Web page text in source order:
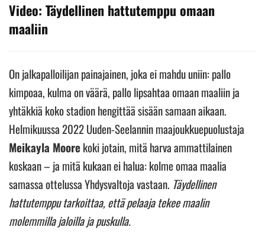
Video: Täydellinen hattutemppu omaan
maaliin
On jalkapalloilijan painajainen, joka ei mahdu uniin: pallo
kimpoaa, kulma on väärä, pallo lipsahtaa omaan maaliin ja
yhtäkkiä koko stadion hengittää sisään samaan aikaan.
Helmikuussa 2022 Uuden-Seelannin maajoukkuepuolustaja
Meikayla Moorekoki jotain, mitä harva ammattilainen
koskaan – ja mitä kukaan ei halua: kolme omaa maalia
samassa ottelussa Yhdysvaltoja vastaan. Täydellinen
hattutemppu tarkoittaa, että pelaaja tekee maalin
molemmilla jaloilla ja puskulla.